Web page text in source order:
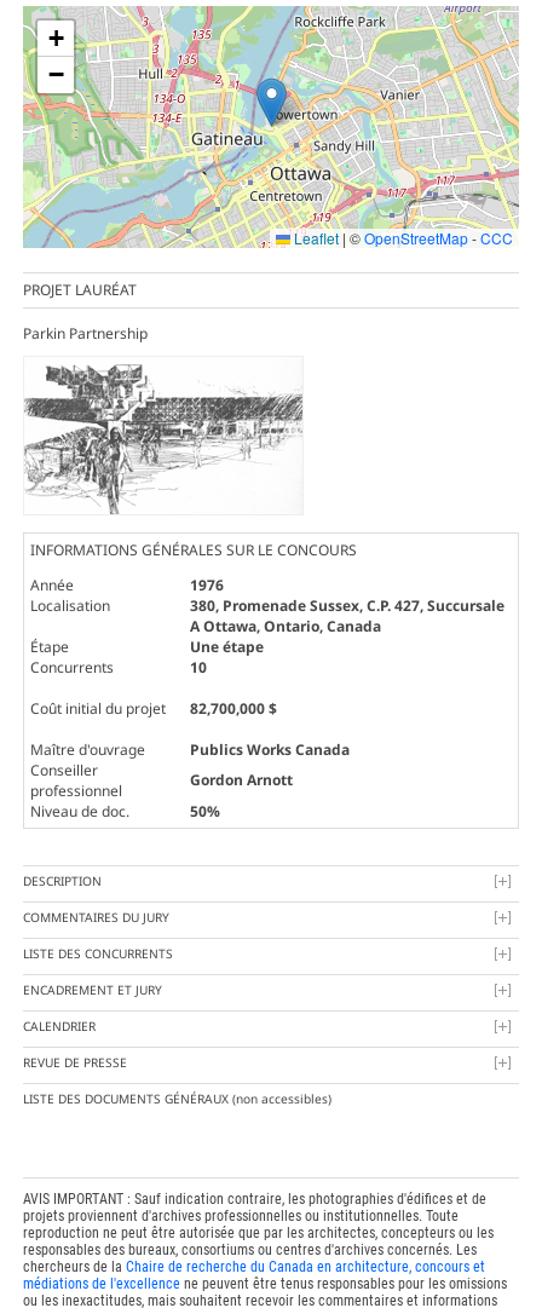
+
−
Leaflet | ©OpenStreetMap-CCC
PROJET LAURÉAT
Parkin Partnership
INFORMATIONS GÉNÉRALES SUR LE CONCOURS
Année
1976
Localisation
380, Promenade Sussex, C.P. 427, Succursale
A Ottawa, Ontario, Canada
Étape
Une étape
Concurrents
10
Coût initial du projet
82,700,000 $
Maître d'ouvrage
Publics Works Canada
Conseiller
professionnel
Gordon Arnott
Niveau de doc.
50%
DESCRIPTION
COMMENTAIRES DU JURY
LISTE DES CONCURRENTS
ENCADREMENT ET JURY
CALENDRIER
REVUE DE PRESSE
LISTE DES DOCUMENTS GÉNÉRAUX (non accessibles)
AVIS IMPORTANT : Sauf indication contraire, les photographies d'édifices et de
projets proviennent d'archives professionnelles ou institutionnelles. Toute
reproduction ne peut être autorisée que par les architectes, concepteurs ou les
responsables des bureaux, consortiums ou centres d'archives concernés. Les
chercheurs de la Chaire de recherche du Canada en architecture, concours et
médiations de l'excellencene peuvent être tenus responsables pour les omissions
ou les inexactitudes, mais souhaitent recevoir les commentaires et informations